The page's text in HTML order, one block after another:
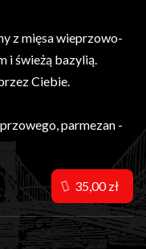
z mięsa wieprzowo-
i świeżą bazylią.
Ciebie.
parmezan -